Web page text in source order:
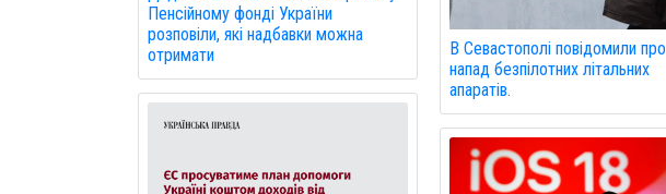
Пенсійному фонді України
розповіли, які надбавки можна
отримати
В Севастополі повідомили про
напад безпілотних літальних
апаратів.